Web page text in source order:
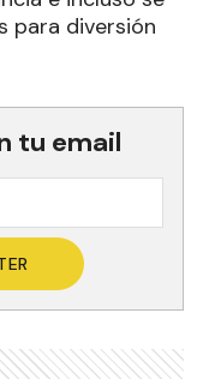
para diversión
tu email